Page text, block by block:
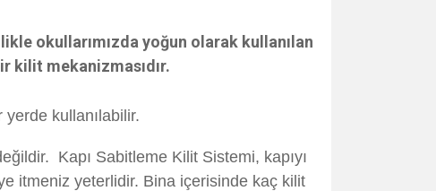
okullarımızda yoğun olarak kullanılan
kilit mekanizmasıdır.
kullanılabilir.
Kapı Sabitleme Kilit Sistemi, kapıyı
itmeniz yeterlidir. Bina içerisinde kaç kilit